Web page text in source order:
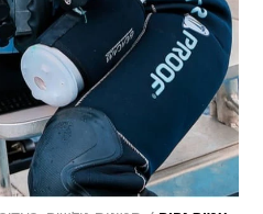
עמוס נחום / תמונות גולשים,